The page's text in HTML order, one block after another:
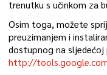
trenutku s učinkom za
Osim toga, možete
preuzimanjem i
dostupnog na sljedećoj
http://